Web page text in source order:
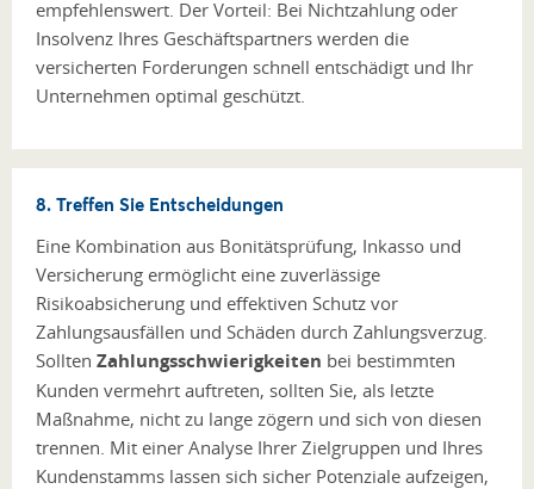
empfehlenswert. Der Vorteil: Bei Nichtzahlung oder
Insolvenz Ihres Geschäftspartners werden die
versicherten Forderungen schnell entschädigt und Ihr
Unternehmen optimal geschützt.
8. Treffen Sie Entscheidungen
Eine Kombination aus Bonitätsprüfung, Inkasso und
Versicherung ermöglicht eine zuverlässige
Risikoabsicherung und effektiven Schutz vor
Zahlungsausfällen und Schäden durch Zahlungsverzug.
Sollten Zahlungsschwierigkeiten bei bestimmten
Kunden vermehrt auftreten, sollten Sie, als letzte
Maßnahme, nicht zu lange zögern und sich von diesen
trennen. Mit einer Analyse Ihrer Zielgruppen und Ihres
Kundenstamms lassen sich sicher Potenziale aufzeigen,